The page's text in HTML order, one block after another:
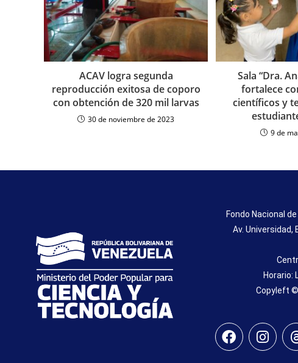
ACAV logra segunda
reproducción exitosa de coporo
con obtención de 320 mil larvas
30 de noviembre de 2023
Sala “Dra.
fortalece
científicos y
9 de
Fondo Nacional
Av. Universidad,
Horario:
Copyleft ©